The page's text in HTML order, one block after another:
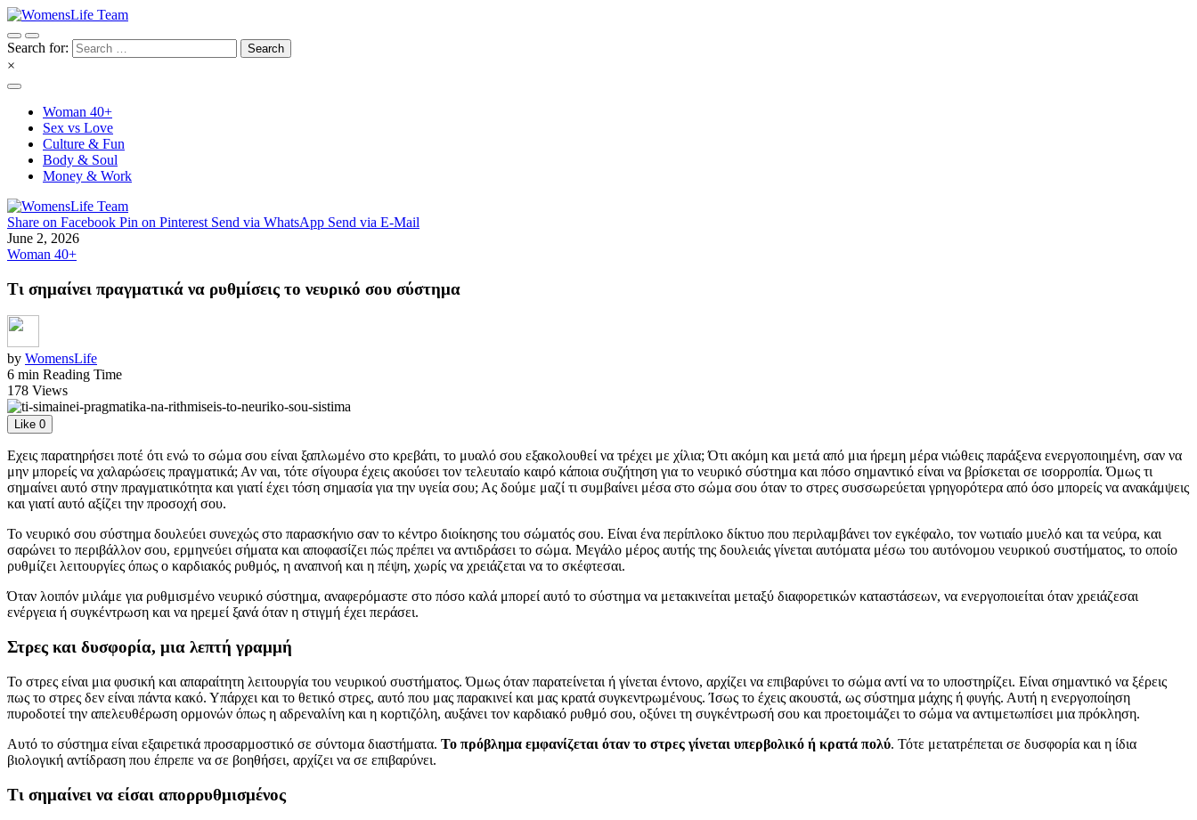
Search for:
×
Woman 40+
Sex vs Love
Culture & Fun
Body & Soul
Money & Work
Share on Facebook Pin on Pinterest Send via WhatsApp Send via E-Mail
June 2, 2026
Woman 40+
Τι σημαίνει πραγματικά να ρυθμίσεις το νευρικό σου σύστημα
by WomensLife
6 min Reading Time
178 Views
Like 0
Εχεις παρατηρήσει ποτέ ότι ενώ το σώμα σου είναι ξαπλωμένο στο κρεβάτι, το μυαλό σου εξακολουθεί να τρέχει με χίλια; Ότι ακόμη και μετά από μια ήρεμη μέρα νιώθεις παράξενα ενεργοποιημένη, σαν να
μην μπορείς να χαλαρώσεις πραγματικά; Αν ναι, τότε σίγουρα έχεις ακούσει τον τελευταίο καιρό κάποια συζήτηση για το νευρικό σύστημα και πόσο σημαντικό είναι να βρίσκεται σε ισορροπία. Όμως τι
σημαίνει αυτό στην πραγματικότητα και γιατί έχει τόση σημασία για την υγεία σου; Ας δούμε μαζί τι συμβαίνει μέσα στο σώμα σου όταν το στρες συσσωρεύεται γρηγορότερα από όσο μπορείς να ανακάμψεις
και γιατί αυτό αξίζει την προσοχή σου.
Το νευρικό σου σύστημα δουλεύει συνεχώς στο παρασκήνιο σαν το κέντρο διοίκησης του σώματός σου. Είναι ένα περίπλοκο δίκτυο που περιλαμβάνει τον εγκέφαλο, τον νωτιαίο μυελό και τα νεύρα, και
σαρώνει το περιβάλλον σου, ερμηνεύει σήματα και αποφασίζει πώς πρέπει να αντιδράσει το σώμα. Μεγάλο μέρος αυτής της δουλειάς γίνεται αυτόματα μέσω του αυτόνομου νευρικού συστήματος, το οποίο
ρυθμίζει λειτουργίες όπως ο καρδιακός ρυθμός, η αναπνοή και η πέψη, χωρίς να χρειάζεται να το σκέφτεσαι.
Όταν λοιπόν μιλάμε για ρυθμισμένο νευρικό σύστημα, αναφερόμαστε στο πόσο καλά μπορεί αυτό το σύστημα να μετακινείται μεταξύ διαφορετικών καταστάσεων, να ενεργοποιείται όταν χρειάζεσαι
ενέργεια ή συγκέντρωση και να ηρεμεί ξανά όταν η στιγμή έχει περάσει.
Στρες και δυσφορία, μια λεπτή γραμμή
Το στρες είναι μια φυσική και απαραίτητη λειτουργία του νευρικού συστήματος. Όμως όταν παρατείνεται ή γίνεται έντονο, αρχίζει να επιβαρύνει το σώμα αντί να το υποστηρίζει. Είναι σημαντικό να ξέρεις
πως το στρες δεν είναι πάντα κακό. Υπάρχει και το θετικό στρες, αυτό που μας παρακινεί και μας κρατά συγκεντρωμένους. Ίσως το έχεις ακουστά, ως σύστημα μάχης ή φυγής. Αυτή η ενεργοποίηση
πυροδοτεί την απελευθέρωση ορμονών όπως η αδρεναλίνη και η κορτιζόλη, αυξάνει τον καρδιακό ρυθμό σου, οξύνει τη συγκέντρωσή σου και προετοιμάζει το σώμα να αντιμετωπίσει μια πρόκληση.
Αυτό το σύστημα είναι εξαιρετικά προσαρμοστικό σε σύντομα διαστήματα. Το πρόβλημα εμφανίζεται όταν το στρες γίνεται υπερβολικό ή κρατά πολύ. Τότε μετατρέπεται σε δυσφορία και η ίδια
βιολογική αντίδραση που έπρεπε να σε βοηθήσει, αρχίζει να σε επιβαρύνει.
Τι σημαίνει να είσαι απορρυθμισμένος